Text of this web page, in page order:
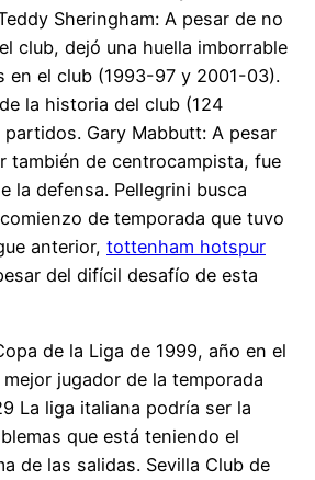
Sheringham: A pesar de no
club, dejó una huella imborrable
en el club (1993-97 y 2001-03).
la historia del club (124
Gary Mabbutt: A pesar
también de centrocampista, fue
la defensa. Pellegrini busca
de temporada que tuvo
anterior, tottenham hotspur
del difícil desafío de esta
de la Liga de 1999, año en el
jugador de la temporada
La liga italiana podría ser la
que está teniendo el
de las salidas. Sevilla Club de